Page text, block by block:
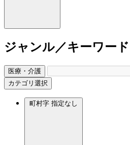
ジャンル／キーワード
医療・介護
カテゴリ選択
町村字 指定なし